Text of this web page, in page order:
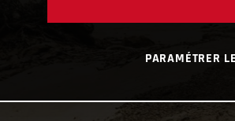
PARAMÉTRER